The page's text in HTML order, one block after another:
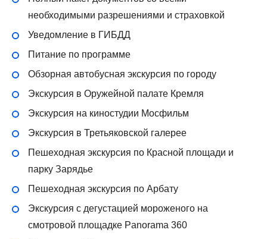
необходимыми разрешениями и страховкой
Уведомление в ГИБДД
Питание по программе
Обзорная автобусная экскурсия по городу
Экскурсия в Оружейной палате Кремля
Экскурсия на киностудии Мосфильм
Экскурсия в Третьяковской галерее
Пешеходная экскурсия по Красной площади и
парку Зарядье
Пешеходная экскурсия по Арбату
Экскурсия с дегустацией мороженого на
смотровой площадке Panorama 360